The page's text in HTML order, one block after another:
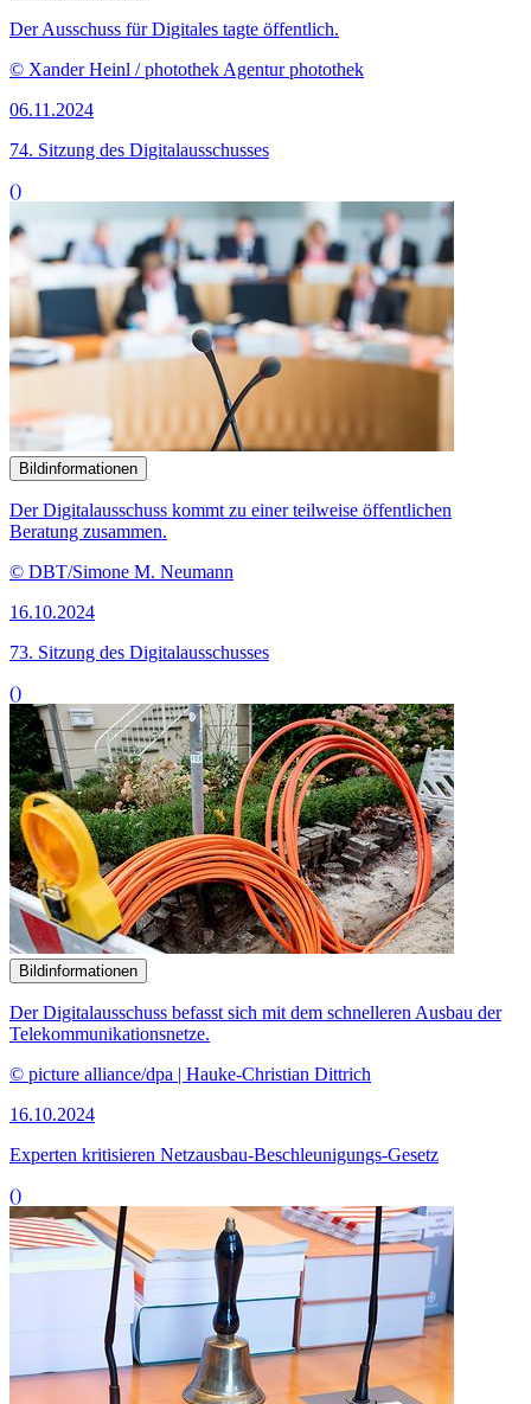
Der Ausschuss für Digitales tagte öffentlich.
© Xander Heinl / photothek Agentur photothek
06.11.2024
74. Sitzung des Digitalausschusses
()
Bildinformationen
Der Digitalausschuss kommt zu einer teilweise öffentlichen
Beratung zusammen.
© DBT/Simone M. Neumann
16.10.2024
73. Sitzung des Digitalausschusses
()
Bildinformationen
Der Digitalausschuss befasst sich mit dem schnelleren Ausbau der
Telekommunikationsnetze.
© picture alliance/dpa | Hauke-Christian Dittrich
16.10.2024
Experten kritisieren Netzausbau-Beschleunigungs-Gesetz
()